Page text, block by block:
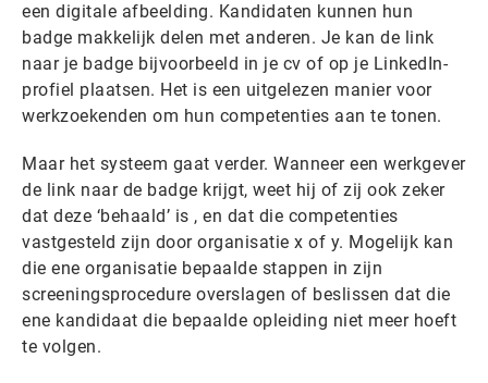
een digitale afbeelding. Kandidaten kunnen hun
badge makkelijk delen met anderen. Je kan de link
naar je badge bijvoorbeeld in je cv of op je LinkedIn-
profiel plaatsen. Het is een uitgelezen manier voor
werkzoekenden om hun competenties aan te tonen.
Maar het systeem gaat verder. Wanneer een werkgever
de link naar de badge krijgt, weet hij of zij ook zeker
dat deze ‘behaald’ is , en dat die competenties
vastgesteld zijn door organisatie x of y. Mogelijk kan
die ene organisatie bepaalde stappen in zijn
screeningsprocedure overslagen of beslissen dat die
ene kandidaat die bepaalde opleiding niet meer hoeft
te volgen.